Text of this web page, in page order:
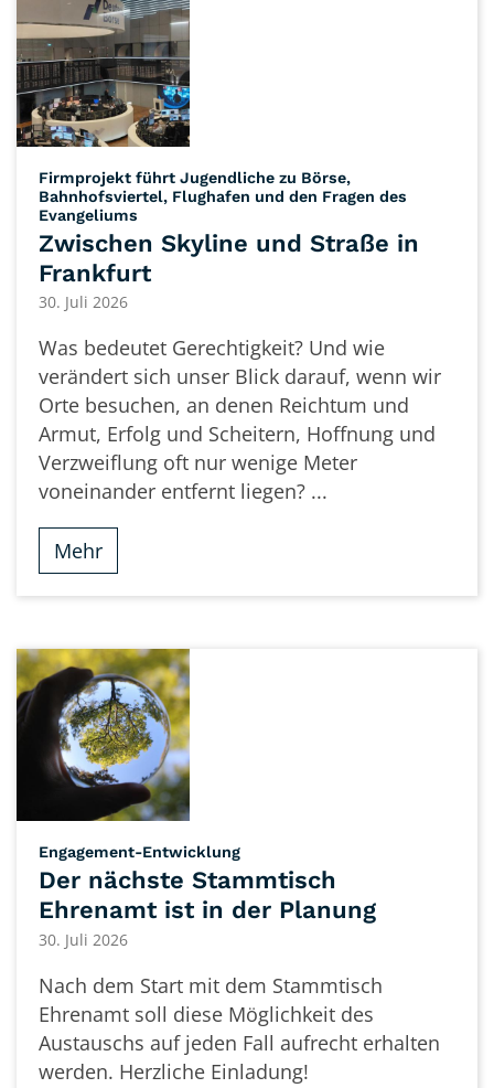
Firmprojekt führt Jugendliche zu Börse,
Bahnhofsviertel, Flughafen und den Fragen des
Evangeliums
Zwischen Skyline und Straße in
Frankfurt
30. Juli 2026
Was bedeutet Gerechtigkeit? Und wie
verändert sich unser Blick darauf, wenn wir
Orte besuchen, an denen Reichtum und
Armut, Erfolg und Scheitern, Hoffnung und
Verzweiflung oft nur wenige Meter
voneinander entfernt liegen? ...
Mehr
Engagement-Entwicklung:
Der nächste Stammtisch
Ehrenamt ist in der Planung
30. Juli 2026
Nach dem Start mit dem Stammtisch
Ehrenamt soll diese Möglichkeit des
Austauschs auf jeden Fall aufrecht erhalten
werden. Herzliche Einladung!